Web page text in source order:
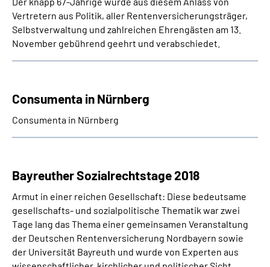
Vertretern aus Politik, aller Rentenversicherungsträger,
Selbstverwaltung und zahlreichen Ehrengästen am 13.
November gebührend geehrt und verabschiedet.
Consumenta in Nürnberg
Consumenta in Nürnberg
Bayreuther Sozialrechtstage 2018
Armut in einer reichen Gesellschaft: Diese bedeutsame
gesellschafts- und sozialpolitische Thematik war zwei
Tage lang das Thema einer gemeinsamen Veranstaltung
der Deutschen Rentenversicherung Nordbayern sowie
der Universität Bayreuth und wurde von Experten aus